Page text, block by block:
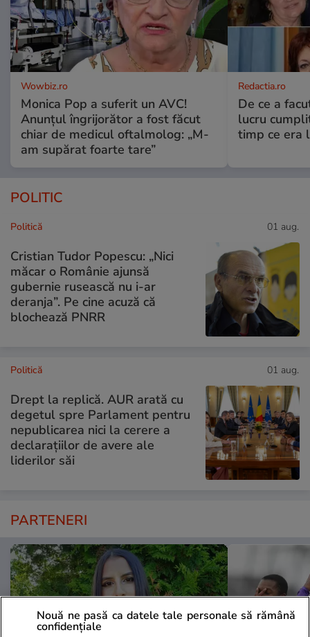
Wowbiz.ro
Monica Pop a suferit un AVC!
Anunțul îngrijorător a fost făcut
chiar de medicul oftalmolog: „M-
am supărat foarte tare”
Redactia.ro
De ce a
lucru
timp ce era
POLITIC
Politică 01 aug.
Cristian Tudor Popescu: „Nici
măcar o Românie ajunsă
gubernie rusească nu i-ar
deranja”. Pe cine acuză că
blochează PNRR
Politică 01 aug.
Drept la replică. AUR arată cu
degetul spre Parlament pentru
nepublicarea nici la cerere a
declarațiilor de avere ale
liderilor săi
PARTENERI
Nouă ne pasă ca datele tale personale să rămână
confidențiale